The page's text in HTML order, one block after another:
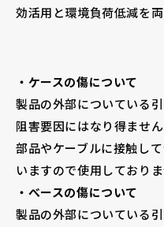
効活用と環境負荷低減を両
・ケースの傷について
製品の外部についている
阻害要因にはなり得ませ
部品やケーブルに接触し
いますので使用しておりま
・べースの傷について
製品の外部についている